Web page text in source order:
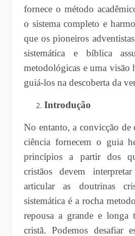
fornece o método
o sistema completo e
que os pioneiros
sistemática e bíblica
metodológicas e uma visão
guiá-los na descoberta da
Introdução
No entanto, a convicção de
ciência fornecem o guia
princípios a partir dos
cristãos devem
articular as doutrinas
sistemática é a rocha
repousa a grande e longa
cristã. Podemos desafiar